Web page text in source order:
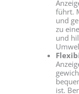
führt.
und
zu
und
ist.